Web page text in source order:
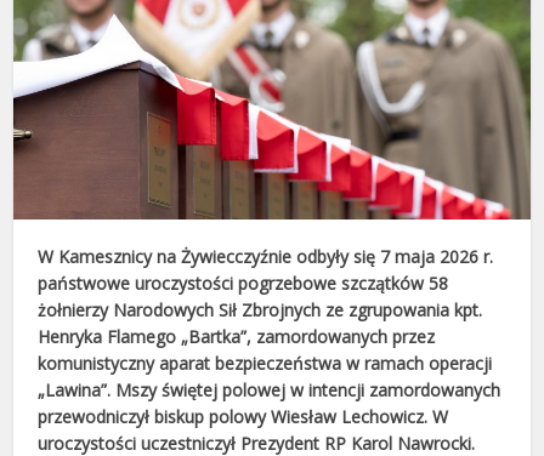
W Kamesznicy na Żywiecczyźnie odbyły się 7 maja 2026 r.
państwowe uroczystości pogrzebowe szczątków 58
żołnierzy Narodowych Sił Zbrojnych ze zgrupowania kpt.
Henryka Flamego „Bartka”, zamordowanych przez
komunistyczny aparat bezpieczeństwa w ramach operacji
„Lawina”. Mszy świętej polowej w intencji zamordowanych
przewodniczył biskup polowy Wiesław Lechowicz. W
uroczystości uczestniczył Prezydent RP Karol Nawrocki.